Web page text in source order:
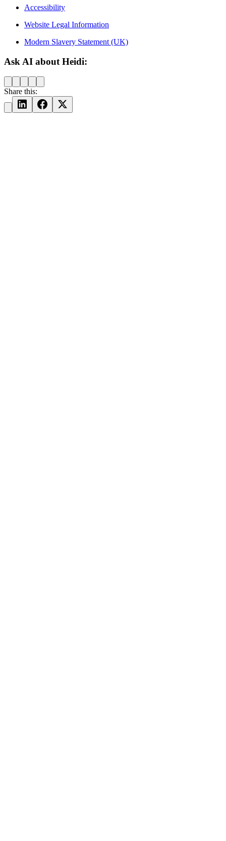
Accessibility
Website Legal Information
Modern Slavery Statement (UK)
Ask AI about Heidi:
Share this: